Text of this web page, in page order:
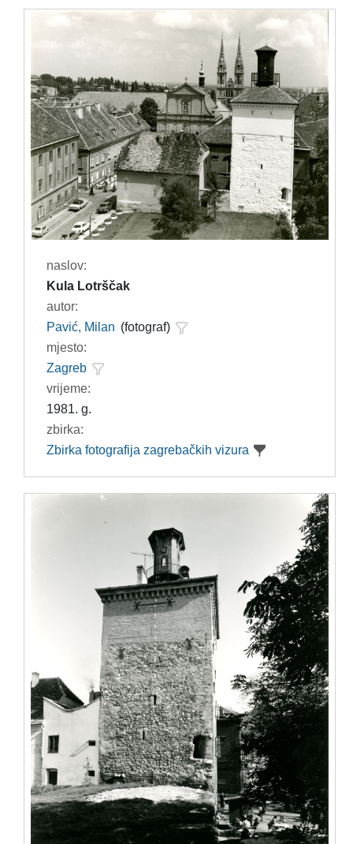
naslov:
Kula Lotrščak
autor:
Pavić, Milan (fotograf)
mjesto:
Zagreb
vrijeme:
1981. g.
zbirka:
Zbirka fotografija zagrebačkih vizura